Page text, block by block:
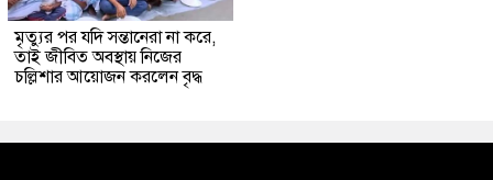
মৃত্যুর পর যদি সন্তানেরা না করে,
তাই জীবিত অবস্থায় নিজের
চল্লিশার আয়োজন করলেন বৃদ্ধ